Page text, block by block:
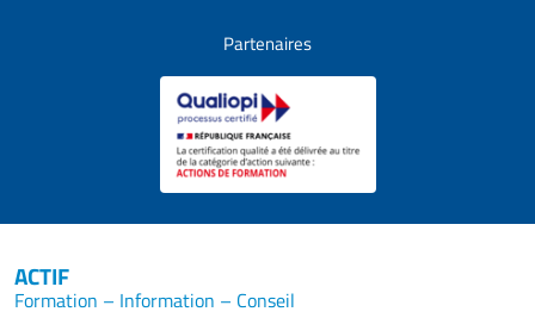
Partenaires
ACTIF
Formation – Information – Conseil